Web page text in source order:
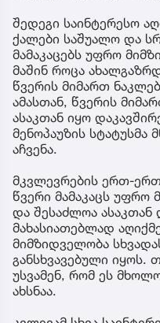
შედეგი საინტერესო
ქალები საშუალო და
მამაკაცებს უფრო
მაშინ როცა
წვერის მიმართ
ამასთან, წვერის
ასაკთან იყო
მენოპაუზის სტატუსმა
აჩვენა.
მკვლევრების ერთ-
წვერი მამაკაცს უფრო
და შესაძლოა ასაკთან
მახასიათებლად
მიმზიდველობა
განსხვავებული იყოს.
უსვამენ, რომ ეს
ახსნაა.